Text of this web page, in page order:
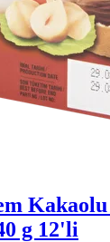
Kakaolu
g 12'li